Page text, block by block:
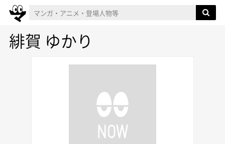
緋賀 ゆかり